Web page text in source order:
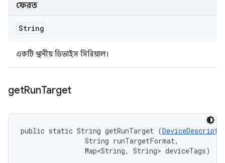
ফেরত
String
একটি স্থানীয় ডিভাইস সিরিয়াল।
getRunTarget
public static String getRunTarget (
                String runTargetFormat,
                Map<String, String> deviceTags)